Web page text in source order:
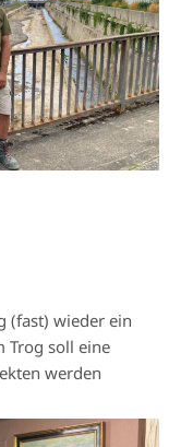
(fast) wieder ein
Trog soll eine
werden